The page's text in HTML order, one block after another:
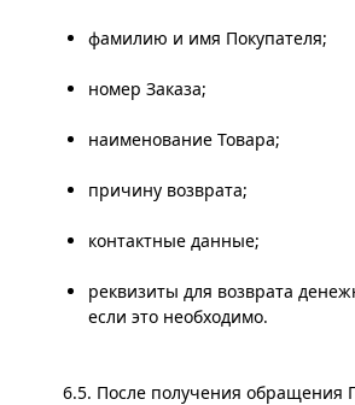
фамилию и имя Покупателя;
номер Заказа;
наименование Товара;
причину возврата;
контактные данные;
реквизиты для возврата
если это необходимо.
6.5. После получения обращения